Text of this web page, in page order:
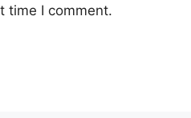
time I comment.